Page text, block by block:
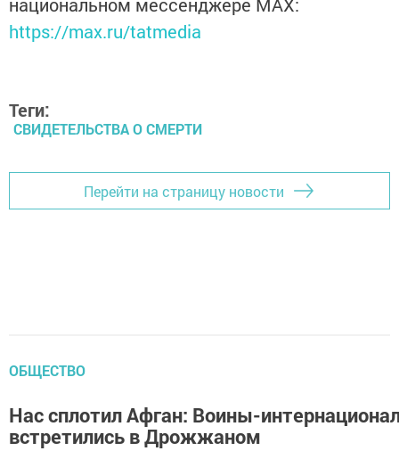
национальном мессенджере MАХ:
https://max.ru/tatmedia
Теги:
СВИДЕТЕЛЬСТВА О СМЕРТИ
Перейти на страницу новости
ОБЩЕСТВО
Нас сплотил Афган: Воины-
встретились в Дрожжаном